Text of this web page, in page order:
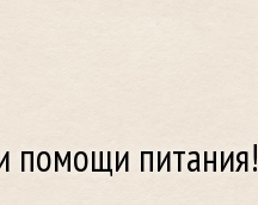
помощи питания!